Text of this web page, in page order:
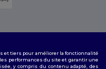
et tiers pour améliorer la fonctionnalité
performances du site et garantir une
y compris du contenu adapté, des